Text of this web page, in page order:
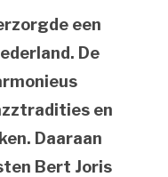
een
De
en
Daaraan
Bert Joris